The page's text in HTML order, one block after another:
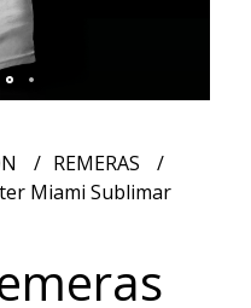
REMERAS
Miami Sublimar